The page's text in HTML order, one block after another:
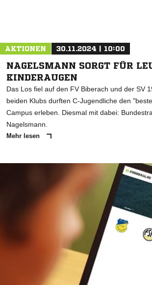
AKTIONEN 30.11.2024 | 10:00
NAGELSMANN SORGT FÜR
KINDERAUGEN
Das Los fiel auf den FV Biberach und der SV
beiden Klubs durften C-Jugendliche den
Campus erleben. Diesmal mit dabei:
Nagelsmann.
Mehr lesen